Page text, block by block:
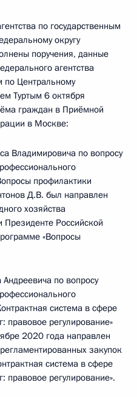
по государственным
округу
поручения, данные
агентства
по Центральному
Туртым 6 октября
граждан в Приёмной
в Москве:
Владимировича по вопросу
профилактики
Д.В. был направлен
хозяйства
Президенте Российской
«Вопросы
по вопросу
система в сфере
правовое регулирование»
2020 года направлен
закупок
система в сфере
правовое регулирование».